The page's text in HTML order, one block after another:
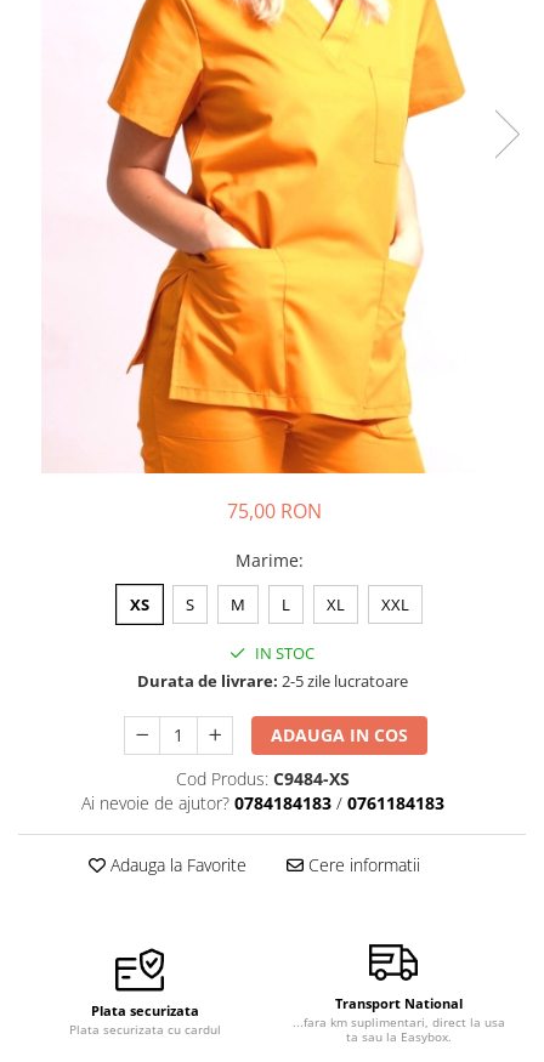
75,00 RON
Marime:
XS S M L XL XXL
IN STOC
Durata de livrare: 2-5 zile lucratoare
ADAUGA IN COS
Cod Produs: C9484-XS
Ai nevoie de ajutor? 0784184183 / 0761184183
Adauga la Favorite Cere informatii
Plata securizata
Plata securizata cu cardul
Transport National
...fara km suplimentari, direct la usa
ta sau la Easybox.